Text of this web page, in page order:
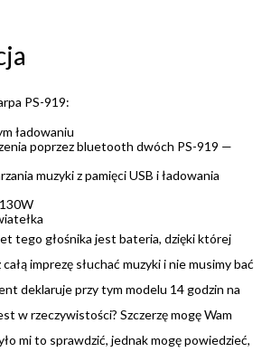
PS-919:
ładowaniu
poprzez bluetooth dwóch PS-919 —
muzyki z pamięci USB i ładowania
tego głośnika jest bateria, dzięki której
imprezę słuchać muzyki i nie musimy bać
deklaruje przy tym modelu 14 godzin na
w rzeczywistości? Szczerzę mogę Wam
mi to sprawdzić, jednak mogę powiedzieć,